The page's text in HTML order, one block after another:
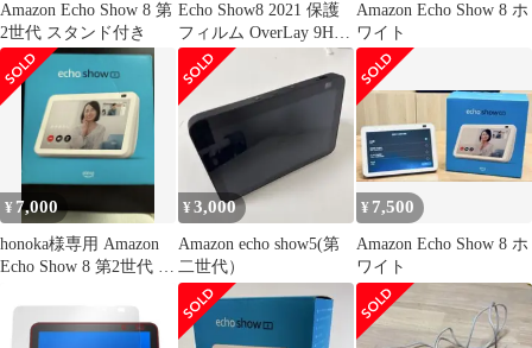
Amazon Echo Show 8 第
2世代 スタンド付き
Echo Show8 2021 保護
フィルム OverLay 9H
Brilliant for Amazon
Echo Show 8 第2世代
2021年モデル 高硬度で
透明感が美しい高光沢
タイプ
Amazon Echo Show 8 ホ
ワイト
¥ 7,000
honoka様専用 Amazon
Echo Show 8 第2世代 ホ
¥3,000
Amazon echo show5(第
二世代）
¥ 7,500
Amazon Echo Show 8 ホ
ワイト